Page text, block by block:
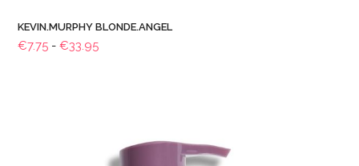
KEVIN.MURPHY BLONDE.ANGEL
€7.75 - €33.95Prijsklasse: